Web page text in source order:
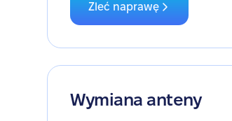
Zleć naprawę
Wymiana anteny